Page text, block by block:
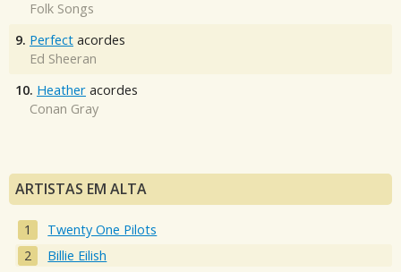
Folk Songs
9. Perfect acordes
Ed Sheeran
10. Heather acordes
Conan Gray
ARTISTAS EM ALTA
Twenty One Pilots
Billie Eilish